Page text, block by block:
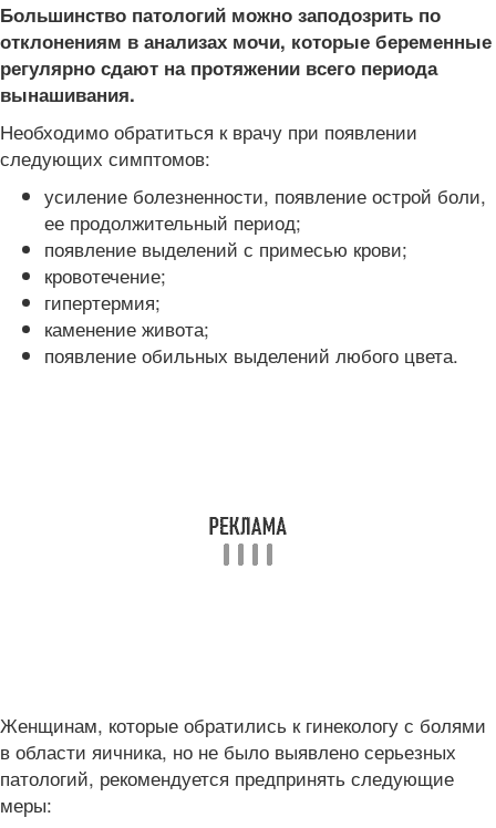
Большинство патологий можно заподозрить по
отклонениям в анализах мочи, которые беременные
регулярно сдают на протяжении всего периода
вынашивания.
Необходимо обратиться к врачу при появлении
следующих симптомов:
усиление болезненности, появление острой боли,
ее продолжительный период;
появление выделений с примесью крови;
кровотечение;
гипертермия;
каменение живота;
появление обильных выделений любого цвета.
Женщинам, которые обратились к гинекологу с болями
в области яичника, но не было выявлено серьезных
патологий, рекомендуется предпринять следующие
меры: